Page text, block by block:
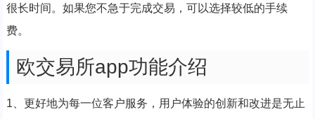
很长时间。如果您不急于完成交易，可以选择较低的手续
费。
欧交易所app功能介绍
1、更好地为每一位客户服务，用户体验的创新和改进是无止